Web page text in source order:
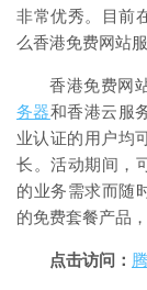
非常优秀。目前
么香港免费网站
香港免费网
务器和香港云服
业认证的用户均
长。活动期间，
的业务需求而随
的免费套餐产品
点击访问：